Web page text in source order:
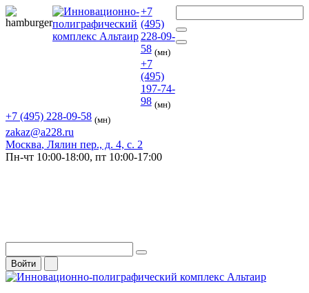
+7
(495)
228-09-
58 (мн)
+7
(495)
197-74-
98 (мн)
+7 (495) 228-09-58 (мн)
zakaz@a228.ru
Москва, Лялин пер., д. 4, с. 2
Пн-чт 10:00-18:00, пт 10:00-17:00
Войти